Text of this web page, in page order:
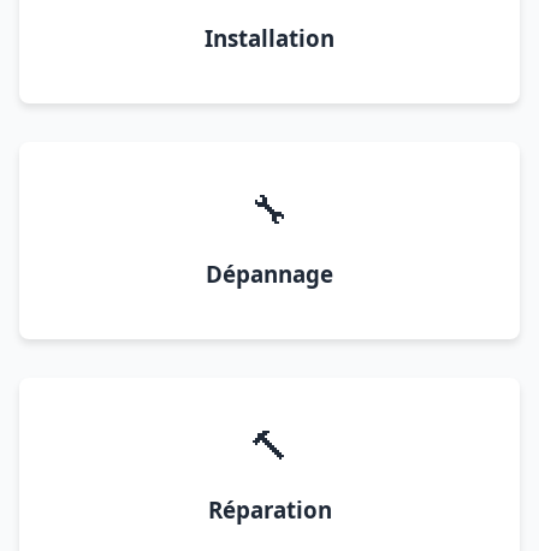
Installation
🔧
Dépannage
🔨
Réparation